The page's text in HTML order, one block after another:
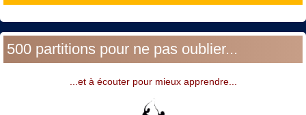
500 partitions pour ne pas oublier...
...et à écouter pour mieux apprendre...